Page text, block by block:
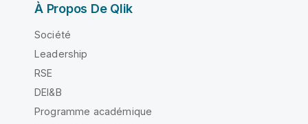
À Propos De Qlik
Société
Leadership
RSE
DEI&B
Programme académique